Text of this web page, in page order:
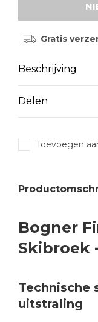
Gratis
Beschrijving
Delen
Toevoegen
Bogner
Skibroek
Technische
uitstraling